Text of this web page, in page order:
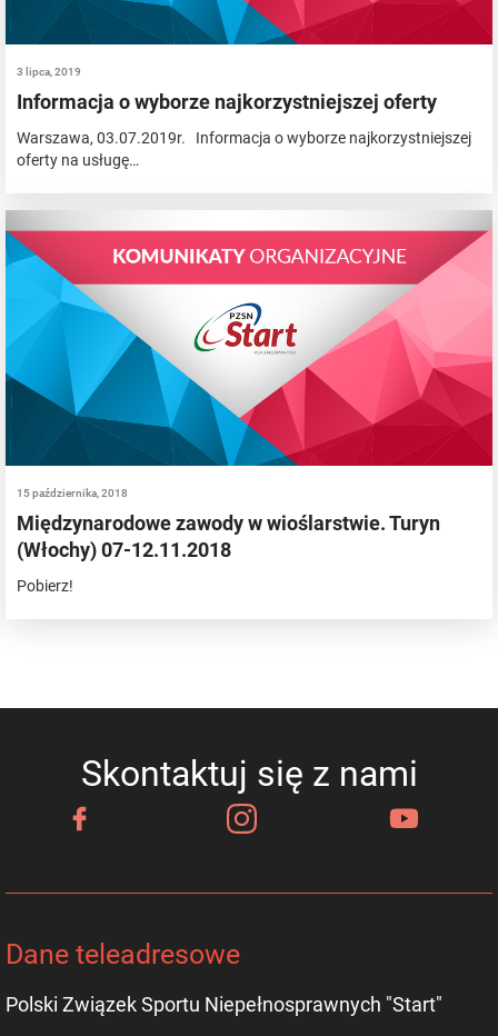
3 lipca, 2019
Informacja o wyborze najkorzystniejszej oferty
Warszawa, 03.07.2019r. Informacja o wyborze najkorzystniejszej
oferty na usługę…
15 października, 2018
Międzynarodowe zawody w wioślarstwie. Turyn
(Włochy) 07-12.11.2018
Pobierz!
Skontaktuj się z nami
Dane teleadresowe
Polski Związek Sportu Niepełnosprawnych "Start"